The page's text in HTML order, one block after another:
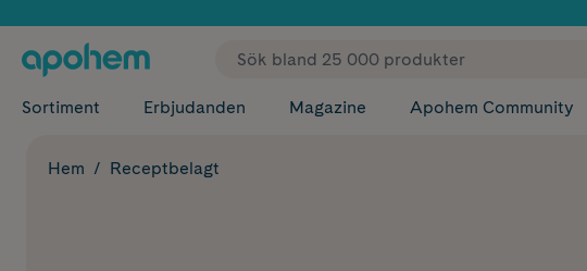
✓ Fri frakt
Sortiment Erbjudanden Magazine Apohem Community
Hem Receptbelagt